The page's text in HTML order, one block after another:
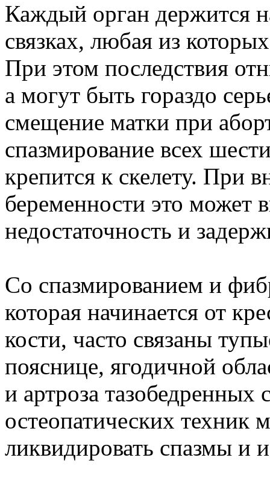
Каждый орган держится
связках, любая из
При этом последствия
а могут быть гораздо
смещение матки при
спазмирование всех
крепится к скелету. При
беременности это может
недостаточность и
Со спазмированием и
которая начинается от
кости, часто связаны
пояснице, ягодичной
и артроза
остеопатических техник
ликвидировать спазмы и